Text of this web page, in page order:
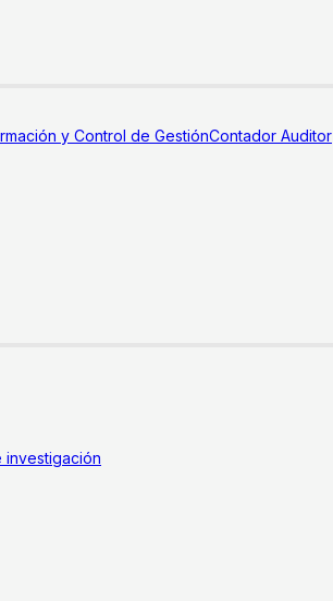
y Control de GestiónContador Auditor
investigación